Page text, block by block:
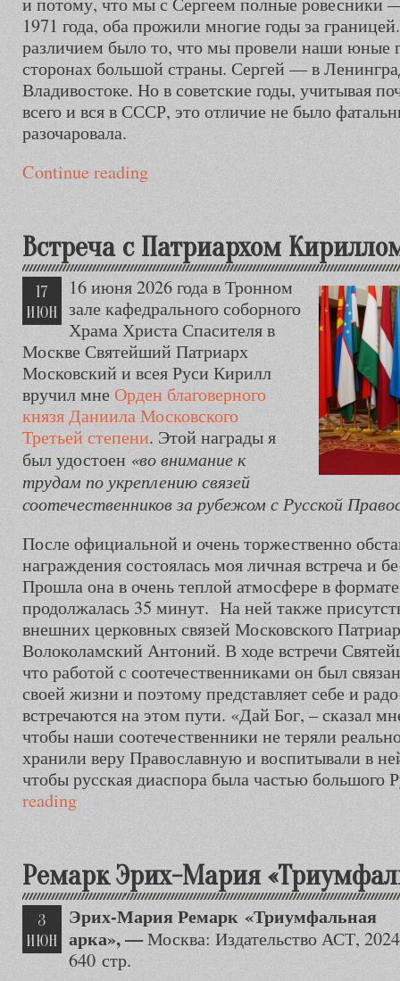
1971 года, оба прожили многие годы за
различием было то, что мы провели наши юные
сторонах большой страны. Сергей — в
Владивостоке. Но в советские годы, учитывая
всего и вся в СССР, это отличие не было
разочаровала.
Continue reading
Встреча с Патриархом
17
ИЮН
16 июня 2026 года в Тронном
зале кафедрального соборного
Храма Христа Спасителя в
Москве Святейший Патриарх
Московский и всея Руси Кирилл
вручил мне Орден благоверного
князя Даниила Московского
Третьей степени. Этой награды я
был удостоен «во внимание к
трудам по укреплению связей
соотечественников за рубежом с Русской
После официальной и очень торжественно
награждения состоялась моя личная встреча и
Прошла она в очень теплой атмосфере в
продолжалась 35 минут. На ней также
внешних церковных связей Московского
Волоколамский Антоний. В ходе встречи
что работой с соотечественниками он был
своей жизни и поэтому представляет себе и
встречаются на этом пути. «Дай Бог, – сказал
чтобы наши соотечественники не теряли
хранили веру Православную и воспитывали в
чтобы русская диаспора была частью большого
reading
Ремарк Эрих-Мария
3
ИЮН
Эрих-МарияРемарк «Триумфальная
арка», —Москва: Издательство АСТ,
640 стр.